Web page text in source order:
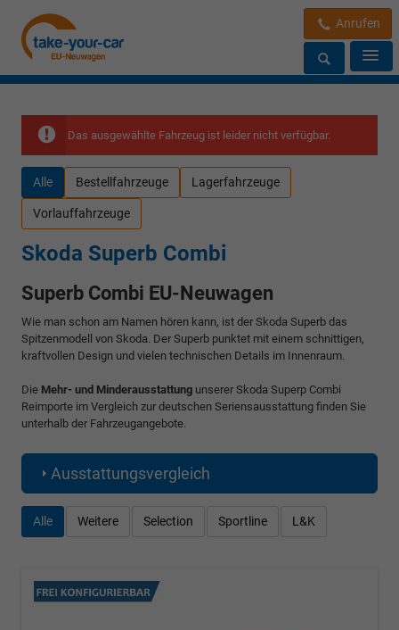
Anrufen
Das ausgewählte Fahrzeug ist leider nicht verfügbar.
Alle Bestellfahrzeuge Lagerfahrzeuge
Vorlauffahrzeuge
Skoda Superb Combi
Superb Combi EU-Neuwagen
Wie man schon am Namen hören kann, ist der Skoda Superb das
Spitzenmodell von Skoda. Der Superb punktet mit einem schnittigen,
kraftvollen Design und vielen technischen Details im Innenraum.
Die Mehr- und Minderausstattung unserer Skoda Superp Combi
Reimporte im Vergleich zur deutschen Seriensausstattung finden Sie
unterhalb der Fahrzeugangebote.
Ausstattungsvergleich
Alle Weitere Selection Sportline L&K